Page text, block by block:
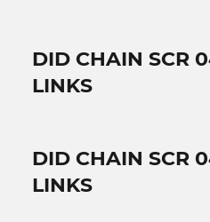
DID CHAIN SCR
LINKS
DID CHAIN SCR
LINKS